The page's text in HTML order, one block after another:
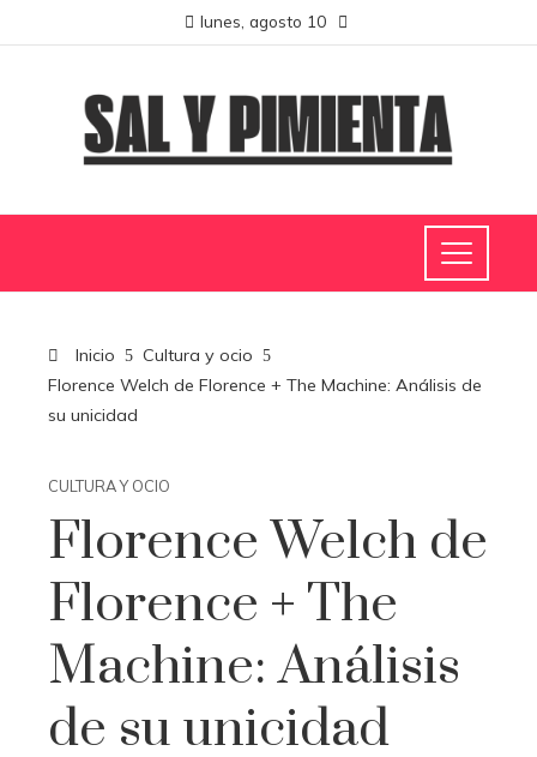
lunes, agosto 10
Inicio
Cultura y ocio
Florence Welch de Florence + The Machine: Análisis de
su unicidad
CULTURA Y OCIO
Florence Welch de
Florence + The
Machine: Análisis
de su unicidad